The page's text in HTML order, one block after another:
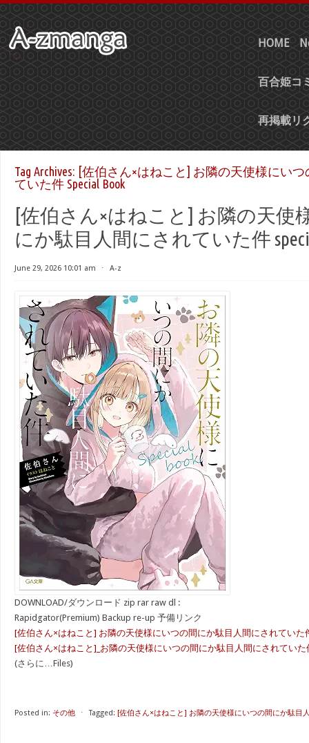
HOME
百合姫コ
再掲載リ
Tag Archives: [佐伯さん×はねこと] お隣の天使様にい
ていた件 Special Book
[佐伯さん×はねこと] お隣の天使
にか駄目人間にされていた件
June 29, 2026 10:01 am ⋅ A-z
DOWNLOAD/ダウンロード zip rar raw dl :
Rapidgator(Premium) Backup re-up 予備リンク
[佐伯さん×はねこと] お隣の天使様にいつの間にか駄目人間にされていた
[佐伯さん×はねこと]_お隣の天使様にいつの間にか駄目人間にされていた
(さらに…Files)
Posted in: その他 ⋅ Tagged: [佐伯さん×はねこと] お隣の天使様にいつの間にか駄目